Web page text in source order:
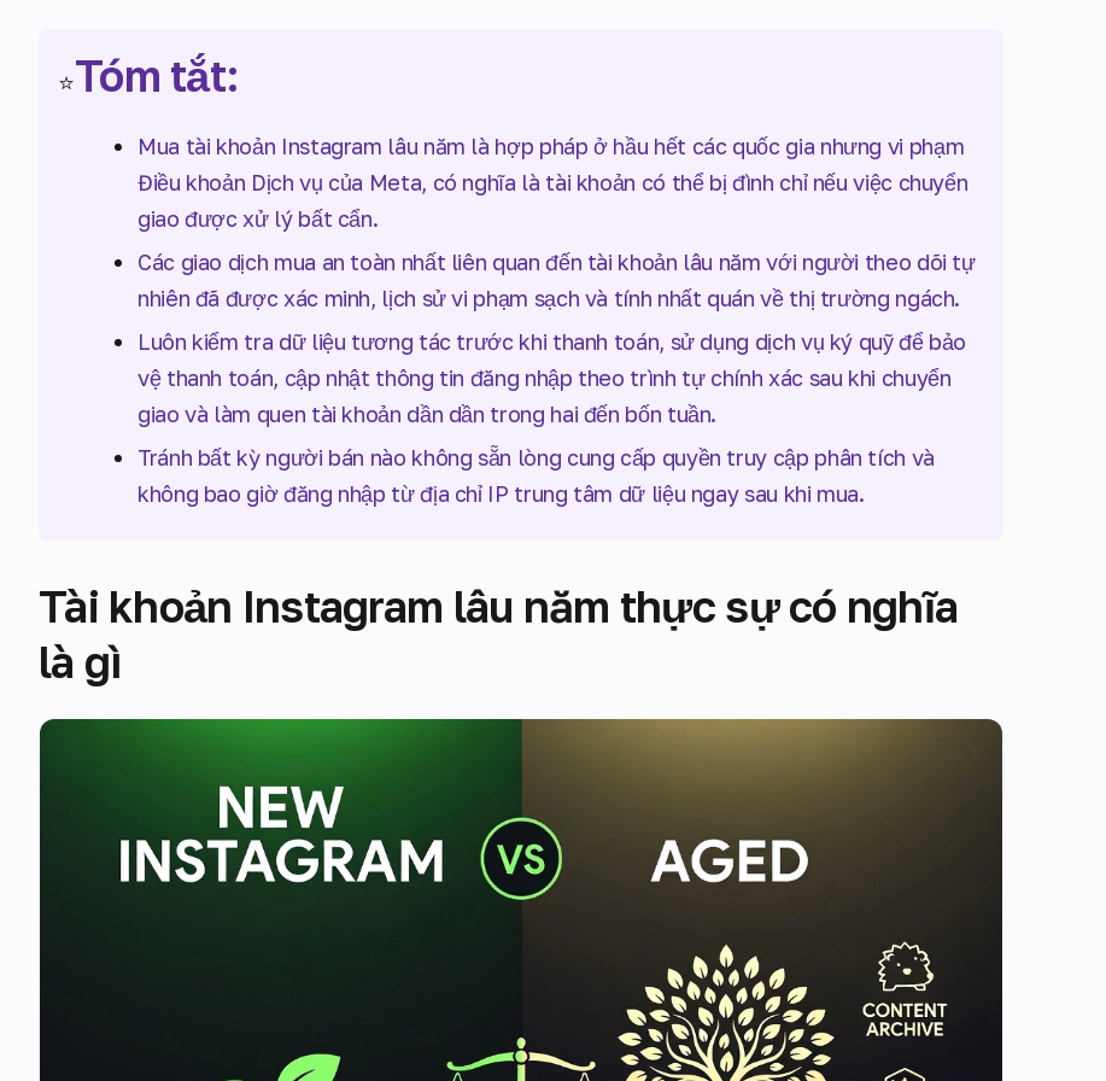
⭐Tóm tắt:
Mua tài khoản Instagram lâu năm là hợp pháp ở hầu hết các quốc gia nhưng vi phạm
Điều khoản Dịch vụ của Meta, có nghĩa là tài khoản có thể bị đình chỉ nếu việc chuyển
giao được xử lý bất cẩn.
Các giao dịch mua an toàn nhất liên quan đến tài khoản lâu năm với người theo dõi tự
nhiên đã được xác minh, lịch sử vi phạm sạch và tính nhất quán về thị trường ngách.
Luôn kiểm tra dữ liệu tương tác trước khi thanh toán, sử dụng dịch vụ ký quỹ để bảo
vệ thanh toán, cập nhật thông tin đăng nhập theo trình tự chính xác sau khi chuyển
giao và làm quen tài khoản dần dần trong hai đến bốn tuần.
Tránh bất kỳ người bán nào không sẵn lòng cung cấp quyền truy cập phân tích và
không bao giờ đăng nhập từ địa chỉ IP trung tâm dữ liệu ngay sau khi mua.
Tài khoản Instagram lâu năm thực sự có nghĩa
là gì